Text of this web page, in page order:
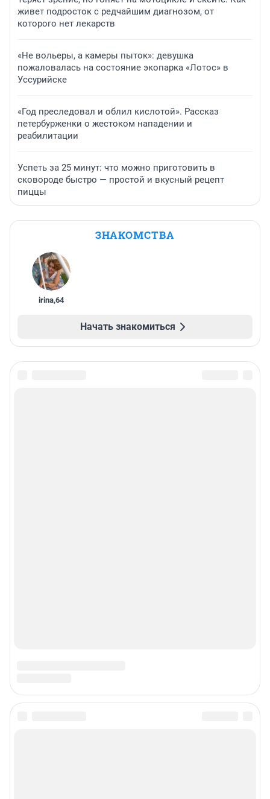
живет подросток с редчайшим диагнозом, от
которого нет лекарств
«Не вольеры, а камеры пыток»: девушка
пожаловалась на состояние экопарка «Лотос» в
Уссурийске
«Год преследовал и облил кислотой». Рассказ
петербурженки о жестоком нападении и
реабилитации
Успеть за 25 минут: что можно приготовить в
сковороде быстро — простой и вкусный рецепт
пиццы
ЗНАКОМСТВА
irina,64
Начать знакомиться